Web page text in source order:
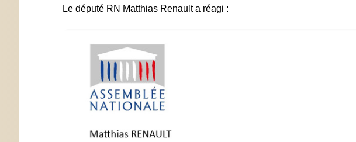
Le député RN Matthias Renault a réagi :